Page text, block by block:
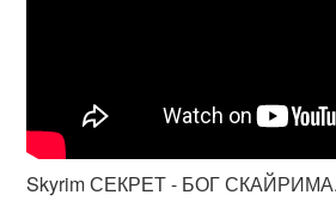
Skyrim СЕКРЕТ - БОГ